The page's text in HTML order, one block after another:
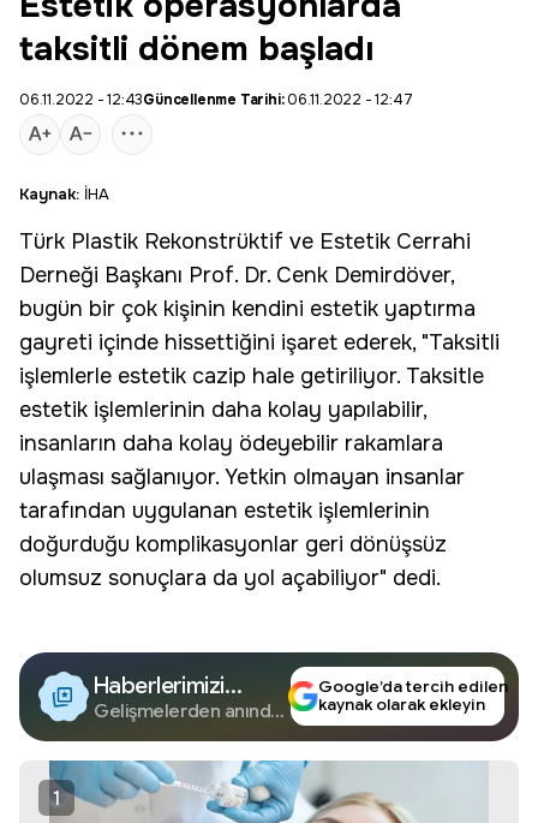
taksitli dönem başladı
06.11.2022 - 12:43Güncellenme Tarihi:06.11.2022 - 12:47
Kaynak: İHA
Türk Plastik Rekonstrüktif ve Estetik Cerrahi
Derneği Başkanı Prof. Dr. Cenk Demirdöver,
bugün bir çok kişinin kendini estetik yaptırma
gayreti içinde hissettiğini işaret ederek, "Taksitli
işlemlerle estetik cazip hale getiriliyor. Taksitle
estetik işlemlerinin daha kolay yapılabilir,
insanların daha kolay ödeyebilir rakamlara
ulaşması sağlanıyor. Yetkin olmayan insanlar
tarafından uygulanan estetik işlemlerinin
doğurduğu komplikasyonlar geri dönüşsüz
olumsuz sonuçlara da yol açabiliyor" dedi.
Haberlerimizi
Google'da Takip
Edin
Gelişmelerden anında
Google’da tercih edilen
kaynak olarak ekleyin
1